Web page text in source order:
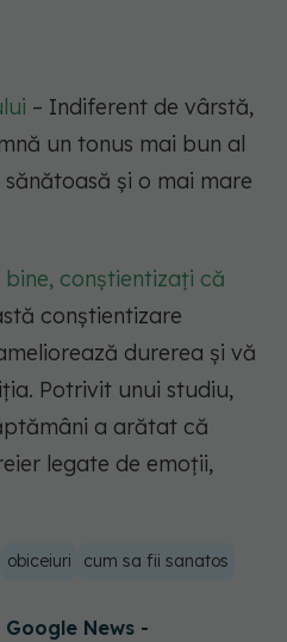
– Indiferent de vârstă,
un tonus mai bun al
și o mai mare
bine, conștientizați că
conștientizare
durerea și vă
Potrivit unui studiu,
a arătat că
legate de emoții,
obiceiuri cum sa fii sanatos
News -